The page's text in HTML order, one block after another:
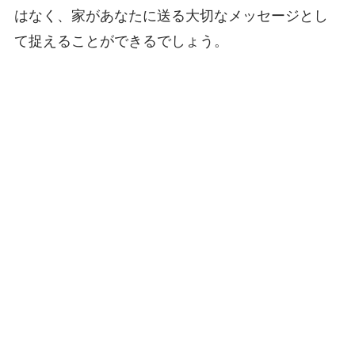
はなく、家があなたに送る大切なメッセージとし
て捉えることができるでしょう。